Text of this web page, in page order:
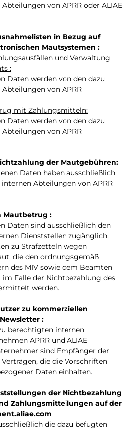
von APRR oder ALIAE
in Bezug auf
Mautsystemen :
und Verwaltung
:
Daten werden von den dazu
von APRR
mit Zahlungsmitteln:
Daten werden von den dazu
von APRR
der Mautgebühren:
Daten haben ausschließlich
Abteilungen von APRR
Mautbetrug :
Daten sind ausschließlich den
Dienststellen zugänglich,
zu Strafzetteln wegen
die den ordnungsgemäß
des MIV sowie dem Beamten
Falle der Nichtbezahlung des
werden.
zu kommerziellen
:
berechtigten internen
APRR und ALIAE
sind Empfänger der
die die Vorschriften
Daten einhalten.
der Nichtbezahlung
Zahlungsmitteilungen auf der
die dazu befugten